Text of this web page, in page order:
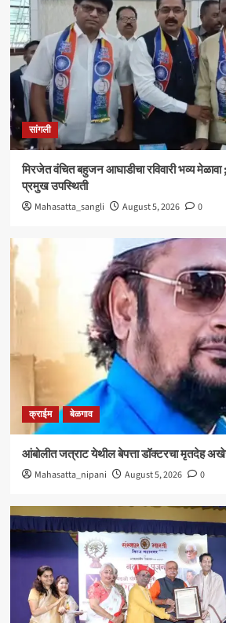
2
सांगली
मिरजेत वंचित बहुजन आघाडीचा
सुजातभाई आंबेडकर यांची प्रमुख
3
क्राईम बेळगाव
आंबोलीत जत्राट येथील बेपत्ता
4
सांगली
विद्यावाचस्पती गुरुदेव शंकर अभ्यंकर
सांगली
मिरजेतील आयडियल स्मार्ट स्कूलमध्ये
मंत्रिमंडळाचा पदग्रहण सोहळा
सांगली
मिरजेत वंचित बहुजन आघाडीचा रविवारी भव्य
प्रमुख उपस्थिती
Mahasatta_sangli August 5, 2026 0
क्राईम बेळगाव
आंबोलीत जत्राट येथील बेपत्ता डॉक्टरचा मृतदेह
Mahasatta_nipani August 5, 2026 0